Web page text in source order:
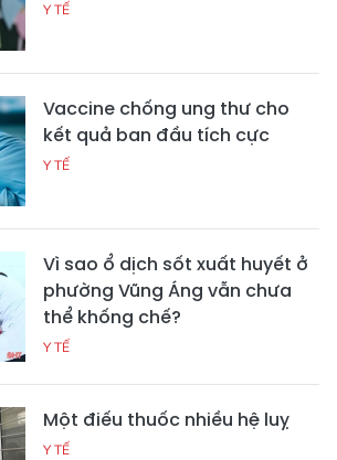
Y TẾ
Vaccine chống ung thư cho
kết quả ban đầu tích cực
Y TẾ
Vì sao ổ dịch sốt xuất huyết ở
phường Vũng Áng vẫn chưa
thể khống chế?
Y TẾ
Một điếu thuốc nhiều hệ luỵ
Y TẾ